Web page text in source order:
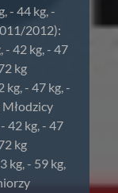
- 44 kg, -
2012):
- 42 kg, - 47
kg
kg, - 47 kg, -
Młodzicy
42 kg, - 47
kg
kg, - 59 kg,